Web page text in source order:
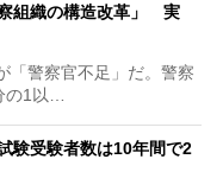
組織の構造改革」 実
警察官不足」だ。警察
の1以…
験受験者数は10年間で2